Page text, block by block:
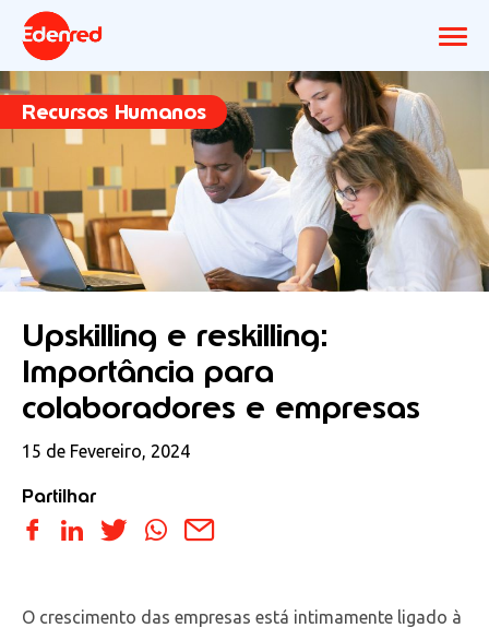
Recursos Humanos
Upskilling e reskilling:
Importância para
colaboradores e empresas
15 de Fevereiro, 2024
Partilhar
O crescimento das empresas está intimamente ligado à